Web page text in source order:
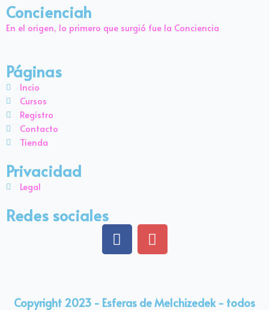
Concienciah
En el origen, lo primero que surgió fue la Conciencia
Páginas
Incio
Cursos
Registro
Contacto
Tienda
Privacidad
Legal
Redes sociales
F
a
c
I
n
s
Copyright 2023 - Esferas de Melchizedek - todos